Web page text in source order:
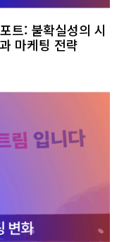
트: 불확실성의 시
마케팅 전략